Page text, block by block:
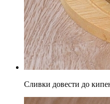
Сливки довести до